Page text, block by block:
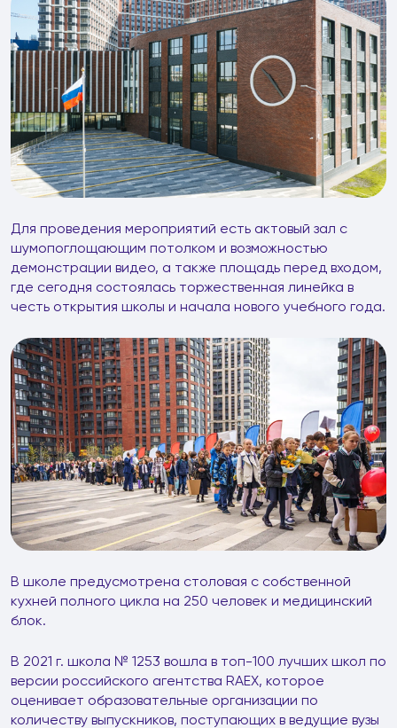
Для проведения мероприятий есть актовый зал с
шумопоглощающим потолком и возможностью
демонстрации видео, а также площадь перед входом,
где сегодня состоялась торжественная линейка в
честь открытия школы и начала нового учебного года.
В школе предусмотрена столовая с собственной
кухней полного цикла на 250 человек и медицинский
блок.
В 2021 г. школа № 1253 вошла в топ-100 лучших школ по
версии российского агентства RAEX, которое
оценивает образовательные организации по
количеству выпускников, поступающих в ведущие вузы